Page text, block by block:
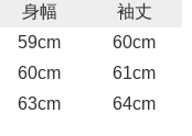
身幅
袖丈
59cm
60cm
60cm
61cm
63cm 64cm